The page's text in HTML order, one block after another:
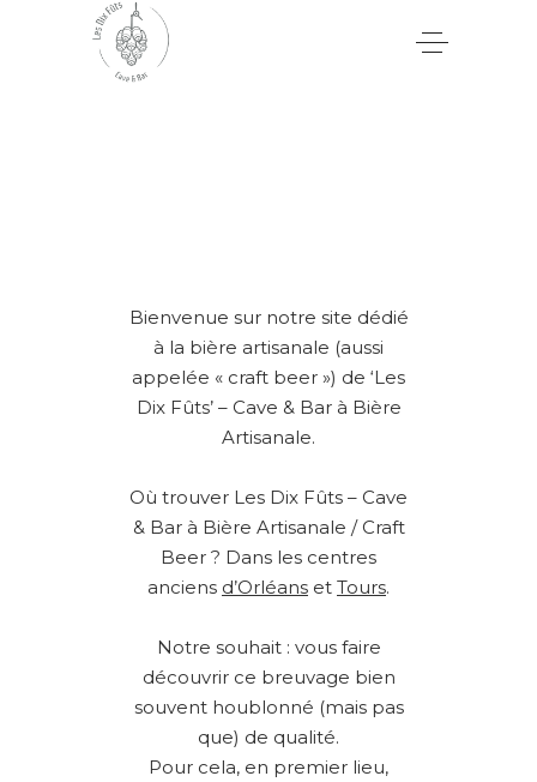
Bienvenue sur notre site dédié
à la bière artisanale (aussi
appelée « craft beer ») de ‘Les
Dix Fûts’ – Cave & Bar à Bière
Artisanale.
Où trouver Les Dix Fûts – Cave
& Bar à Bière Artisanale / Craft
Beer ? Dans les centres
anciens d’Orléans et Tours.
Notre souhait : vous faire
découvrir ce breuvage bien
souvent houblonné (mais pas
que) de qualité.
Pour cela, en premier lieu,